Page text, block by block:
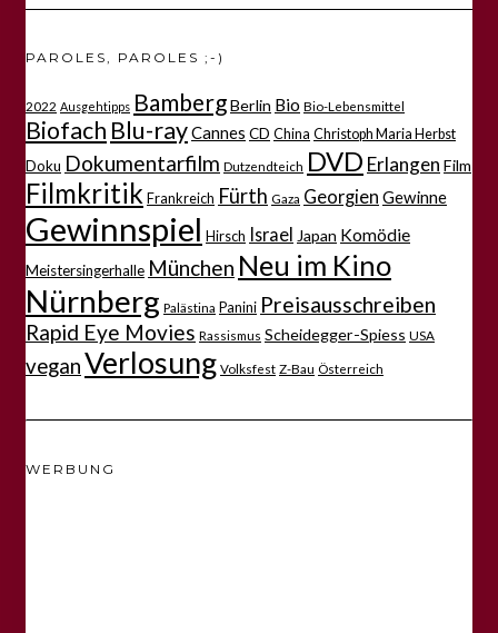
PAROLES, PAROLES ;-)
2022 Ausgehtipps BambergBerlin Bio Bio-Lebensmittel
Biofach Blu-rayCannes CD China Christoph Maria Herbst
Doku Dokumentarfilm Dutzendteich DVD Erlangen Film
Filmkritik Frankreich Fürth Gaza Georgien Gewinne
Gewinnspiel Hirsch Israel Japan Komödie
Meistersingerhalle München Neu im Kino
Nürnberg Palästina Panini Preisausschreiben
Rapid Eye Movies Rassismus Scheidegger-Spiess USA
veganVerlosung Volksfest Z-Bau Österreich
WERBUNG